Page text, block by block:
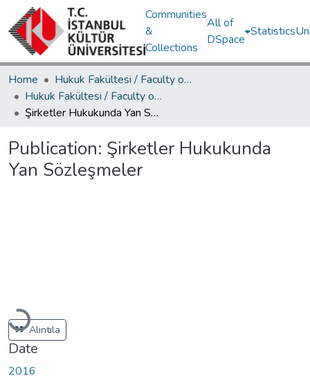
Communities
&
Collections
All of
DSpace
Statistics
Home
Hukuk Fakültesi / Faculty of Law
Hukuk Fakültesi / Faculty of Law
Şirketler Hukukunda Yan Sözleşmeler
Publication: Şirketler Hukukunda
Yan Sözleşmeler
Loading...Alıntıla
Date
2016